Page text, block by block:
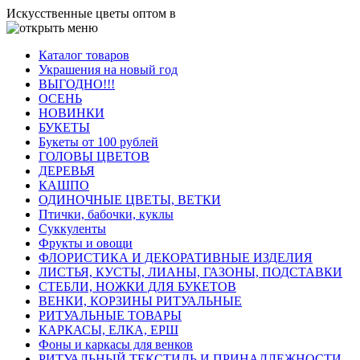
Искусственные цветы оптом в
Каталог товаров
Украшения на новый год
ВЫГОДНО!!!
ОСЕНЬ
НОВИНКИ
БУКЕТЫ
Букеты от 100 рублей
ГОЛОВЫ ЦВЕТОВ
ДЕРЕВЬЯ
КАШПО
ОДИНОЧНЫЕ ЦВЕТЫ, ВЕТКИ
Птички, бабочки, куклы
Суккуленты
Фрукты и овощи
ФЛОРИСТИКА И ДЕКОРАТИВНЫЕ ИЗДЕЛИЯ
ЛИСТЬЯ, КУСТЫ, ЛИАНЫ, ГАЗОНЫ, ПОДСТАВКИ
СТЕБЛИ, НОЖКИ ДЛЯ БУКЕТОВ
ВЕНКИ, КОРЗИНЫ РИТУАЛЬНЫЕ
РИТУАЛЬНЫЕ ТОВАРЫ
КАРКАСЫ, ЕЛКА, ЕРШ
Фоны и каркасы для венков